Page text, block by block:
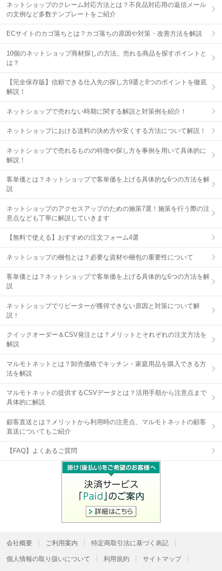
ネットショップのクレーム対応方法とは？不良品対応用の返信メール
の文例など多数テンプレートをご紹介
ECサイトのカゴ落ちとは？カゴ落ちの原因や対策・改善方法を解説
10個のネットショップ商材探しの方法。売れる商品を探すポイントと
は？
【完全保存版】信頼できる仕入先の探し方9選と8つのポイントを徹底
解説！
ネットショップで売れない時期に関する解説と対策例を紹介！
ネットショップにおける送料の決め方や安くする方法について解説！
ネットショップで売れるものの特徴や探し方を事例を用いて具体的に
解説！
客単価とは？ネットショップで客単価を上げる具体的な6つの方法を解
説
ネットショップのアクセスアップのための施策7選！施策を行う際の注
意点なども丁寧に解説していきます
【無料で使える】おすすめの注文フォーム4選
ネットショップの梱包とは？必要な資材や梱包の重要性について
客単価とは？ネットショップで客単価を上げる具体的な6つの方法を解
説
ネットショップでリピーターが獲得できない原因と対策について解
説！
クイックオーダー＆CSV発注とは？メリットとそれぞれの注文方法を
解説
マルモトネットとは？卸売価格でキッチン・家庭用品を購入できる方
法を解説
マルモトネットの提供するCSVデータとは？活用手順から注意点まで
具体的に解説
顧客直送とは？メリットから利用時の注意点、マルモトネットの顧客
直送についてもご紹介
【FAQ】よくあるご質問
会社概要 ご利用案内 特定商取引法に基づく表記
個人情報の取り扱いについて 利用規約 サイトマップ